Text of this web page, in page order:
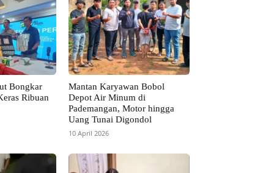
Bongkar
Ribuan
Mantan Karyawan Bobol
Depot Air Minum di
Pademangan, Motor hingga
Uang Tunai Digondol
10 April 2026